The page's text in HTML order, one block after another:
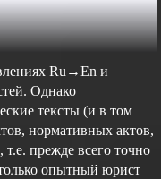
Ru→En и
Однако
тексты (и в том
нормативных актов,
прежде всего точно
опытный юрист